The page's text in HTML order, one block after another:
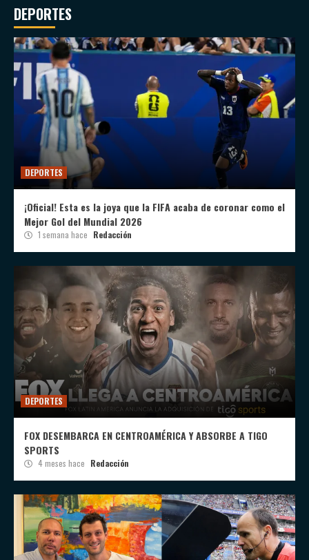
DEPORTES
DEPORTES
¡Oficial! Esta es la joya que la FIFA acaba de coronar como el
Mejor Gol del Mundial 2026
1 semana hace Redacción
DEPORTES
FOX DESEMBARCA EN CENTROAMÉRICA Y ABSORBE A TIGO
SPORTS
4 meses hace Redacción